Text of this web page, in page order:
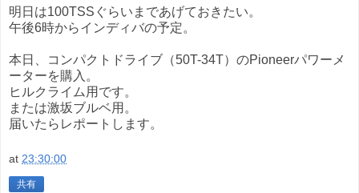
明日は100TSSぐらいまであげておきたい。
午後6時からインディバの予定。
本日、コンパクトドライブ（50T-34T）のPioneerパワーメ
ーターを購入。
ヒルクライム用です。
または激坂ブルベ用。
届いたらレポートします。
at 23:30:00
共有